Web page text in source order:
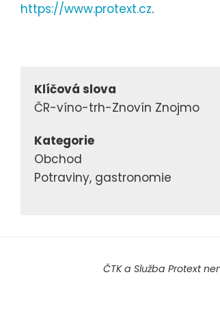
https://www.protext.cz.
Klíčová slova
ČR-víno-trh-Znovín Znojmo
Kategorie
Obchod
Potraviny, gastronomie
ČTK a Služba Protext